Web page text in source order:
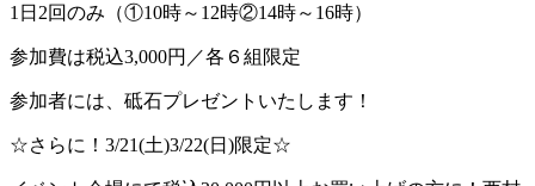
1日2回のみ（①10時～12時②14時～16時）
参加費は税込3,000円／各６組限定
参加者には、砥石プレゼントいたします！
☆さらに！3/21(土)3/22(日)限定☆